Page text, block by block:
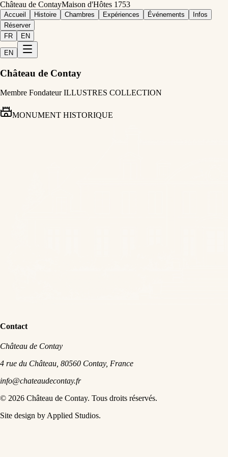
Château de ContayMaison d'Hôtes 1753
Accueil Histoire Chambres Expériences Événements
Infos
Réserver
FR
EN
EN
Château de Contay
Membre Fondateur ILLUSTRES COLLECTION
MONUMENT HISTORIQUE
Contact
Château de Contay
4 rue du Château, 80560 Contay, France
info@chateaudecontay.fr
© 2026 Château de Contay. Tous droits réservés.
Site design by Applied Studios.